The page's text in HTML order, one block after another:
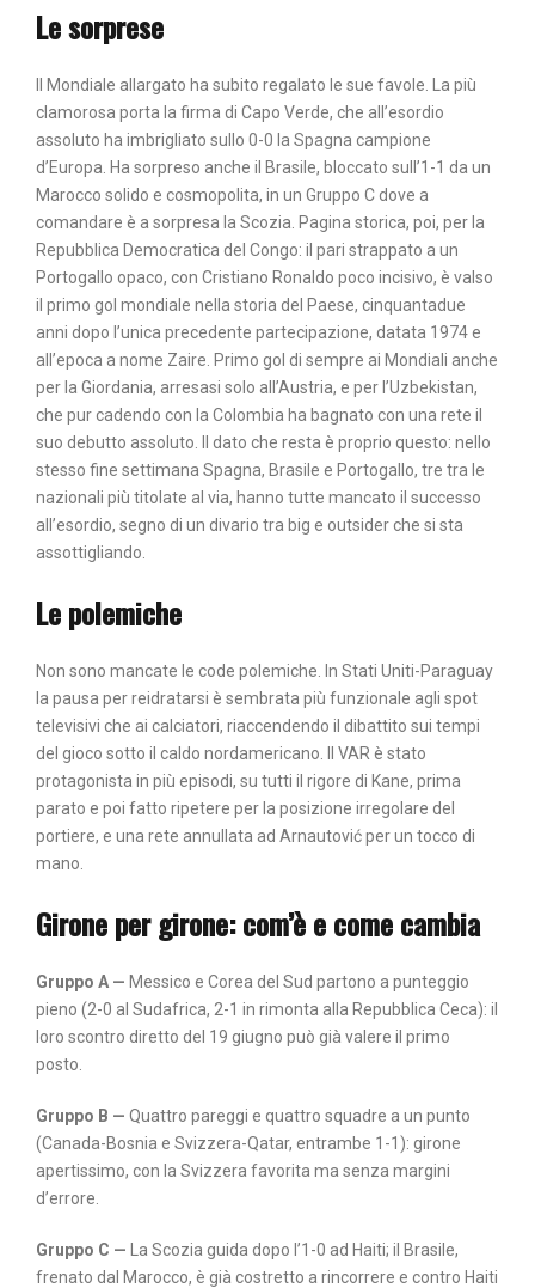
Le sorprese
Il Mondiale allargato ha subito regalato le sue favole. La più
clamorosa porta la firma di Capo Verde, che all’esordio
assoluto ha imbrigliato sullo 0-0 la Spagna campione
d’Europa. Ha sorpreso anche il Brasile, bloccato sull’1-1 da un
Marocco solido e cosmopolita, in un Gruppo C dove a
comandare è a sorpresa la Scozia. Pagina storica, poi, per la
Repubblica Democratica del Congo: il pari strappato a un
Portogallo opaco, con Cristiano Ronaldo poco incisivo, è valso
il primo gol mondiale nella storia del Paese, cinquantadue
anni dopo l’unica precedente partecipazione, datata 1974 e
all’epoca a nome Zaire. Primo gol di sempre ai Mondiali anche
per la Giordania, arresasi solo all’Austria, e per l’Uzbekistan,
che pur cadendo con la Colombia ha bagnato con una rete il
suo debutto assoluto. Il dato che resta è proprio questo: nello
stesso fine settimana Spagna, Brasile e Portogallo, tre tra le
nazionali più titolate al via, hanno tutte mancato il successo
all’esordio, segno di un divario tra big e outsider che si sta
assottigliando.
Le polemiche
Non sono mancate le code polemiche. In Stati Uniti-Paraguay
la pausa per reidratarsi è sembrata più funzionale agli spot
televisivi che ai calciatori, riaccendendo il dibattito sui tempi
del gioco sotto il caldo nordamericano. Il VAR è stato
protagonista in più episodi, su tutti il rigore di Kane, prima
parato e poi fatto ripetere per la posizione irregolare del
portiere, e una rete annullata ad Arnautović per un tocco di
mano.
Girone per girone: com’è e come cambia
Gruppo A — Messico e Corea del Sud partono a punteggio
pieno (2-0 al Sudafrica, 2-1 in rimonta alla Repubblica Ceca): il
loro scontro diretto del 19 giugno può già valere il primo
posto.
Gruppo B — Quattro pareggi e quattro squadre a un punto
(Canada-Bosnia e Svizzera-Qatar, entrambe 1-1): girone
apertissimo, con la Svizzera favorita ma senza margini
d’errore.
Gruppo C —
La Scozia guida dopo l’1-0 ad Haiti; il Brasile,
frenato dal Marocco, è già costretto a rincorrere e contro Haiti